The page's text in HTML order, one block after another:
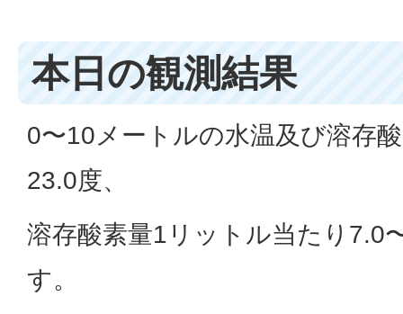
本日の観測結果
0〜10メートルの水温及び溶存
23.0度、
溶存酸素量1リットル当たり7.0
す。